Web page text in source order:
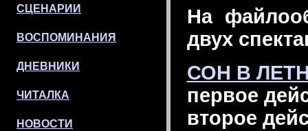
СЦЕНАРИИ
ВОСПОМИНАНИЯ
ДНЕВНИКИ
ЧИТАЛКА
НОВОСТИ
На
двух
СОН В
первое
второе